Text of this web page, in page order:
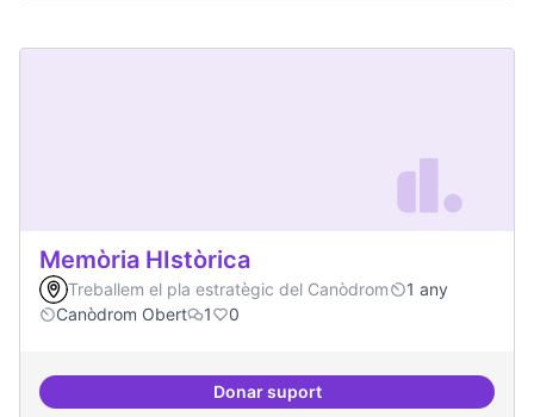
Memòria HIstòrica
Treballem el pla estratègic del Canòdrom
1 any
Canòdrom Obert
1 0
Donar suportMemòria HIstòrica